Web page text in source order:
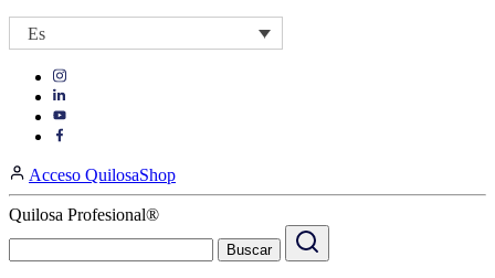
Es
Visit
https://www.instagram.com/quilosa_selena/
Visit
our
Visit
page
https://www.facebook.com/QuilosaSelenaIberia/
page
Acceso QuilosaShop
Quilosa Profesional®